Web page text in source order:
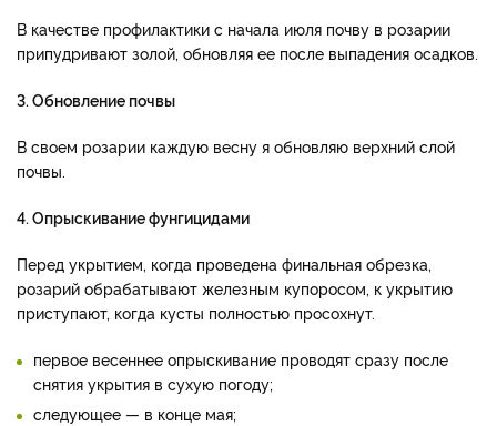
В качестве профилактики с начала июля почву в розарии
припудривают золой, обновляя ее после выпадения осадков.
3. Обновление почвы
В своем розарии каждую весну я обновляю верхний слой
почвы.
4. Опрыскивание фунгицидами
Перед укрытием, когда проведена финальная обрезка,
розарий обрабатывают железным купоросом, к укрытию
приступают, когда кусты полностью просохнут.
первое весеннее опрыскивание проводят сразу после
снятия укрытия в сухую погоду;
следующее — в конце мая;